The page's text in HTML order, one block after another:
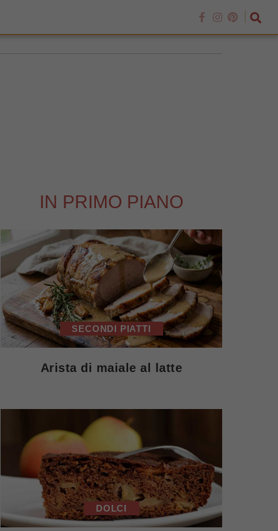
IN PRIMO PIANO
SECONDI PIATTI
Arista di maiale al latte
DOLCI